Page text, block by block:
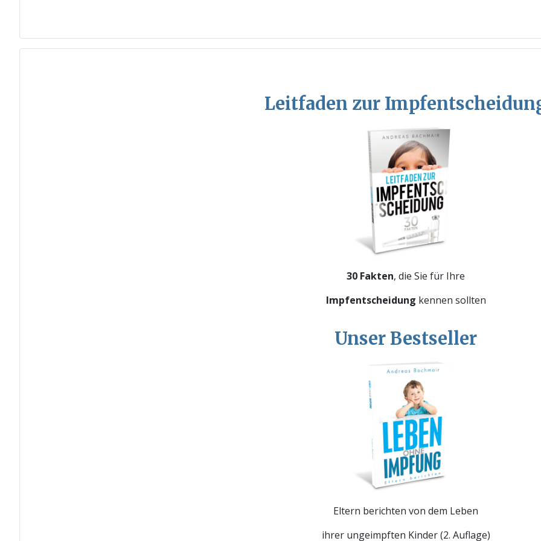
Leitfaden zur
30 Fakten, die Sie für Ihre
Impfentscheidung kennen sollten
Unser Bestseller
Eltern berichten von dem Leben
ihrer ungeimpften Kinder (2. Auflage)